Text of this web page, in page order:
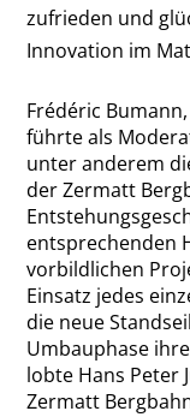
zufrieden und
Innovation im
Frédéric
führte als
unter anderem
der Zermatt
entsprechenden
vorbildlichen
Einsatz jedes
die neue
Umbauphase
lobte Hans Peter
Zermatt